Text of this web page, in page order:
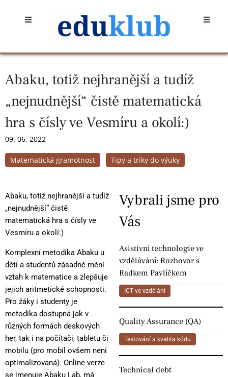
Open Open
Abaku, totiž nejhranější a tudíž
„nejnudnější“ čistě matematická
hra s čísly ve Vesmíru a okolí:)
09. 06. 2022
Matematická gramotnost Tipy a triky do výuky
Abaku, totiž nejhranější a tudíž
„nejnudnější“ čistě
matematická hra s čísly ve
Vesmíru a okolí:)
Komplexní metodika Abaku u
dětí a studentů zásadně mění
vztah k matematice a zlepšuje
jejich aritmetické schopnosti.
Pro žáky i studenty je
metodika dostupná jak v
různých formách deskových
her, tak i na počítači, tabletu či
mobilu (pro mobil ovšem není
optimalizovaná). Online verze
se jmenuje Abaku Lab, má
Vybrali jsme pro
Vás
Asistivní technologie ve
vzdělávání: Rozhovor s
Radkem Pavlíčkem
ICT ve vzdělání
Quality Assurance (QA)
Testování a kvalita kódu
Technical debt